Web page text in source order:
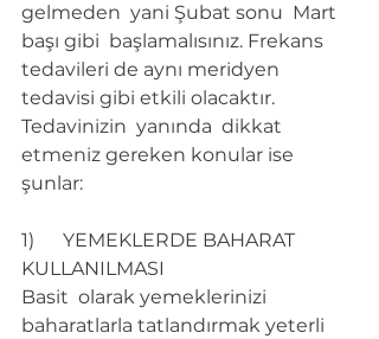
gelmeden  yani Şubat sonu  Mart
başı gibi  başlamalısınız. Frekans
tedavileri de aynı meridyen
tedavisi gibi etkili olacaktır.
Tedavinizin  yanında  dikkat
etmeniz gereken konular ise
şunlar:
1)      YEMEKLERDE BAHARAT
KULLANILMASI
Basit  olarak yemeklerinizi
baharatlarla tatlandırmak yeterli